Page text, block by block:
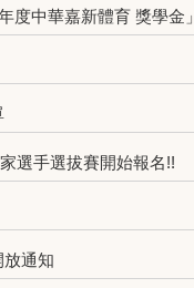
度中華嘉新體育 獎學金」
選手選拔賽開始報名!!
放通知